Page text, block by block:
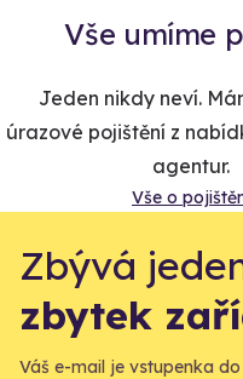
Vše umíme
Jeden nikdy neví.
úrazové pojištění z
agentur.
Vše o
Zbývá
zbytek
Váš e-mail je vstupenka